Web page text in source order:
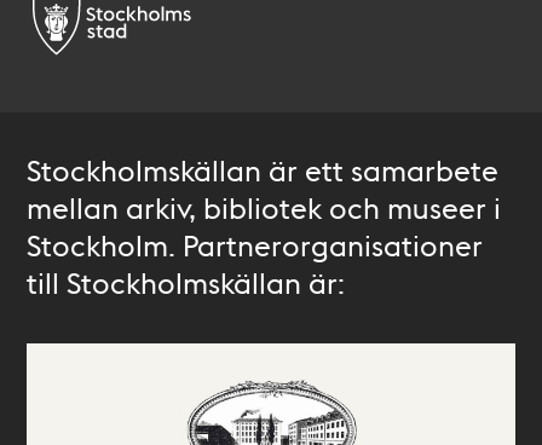
Stockholmskällan är ett samarbete
mellan arkiv, bibliotek och museer i
Stockholm. Partnerorganisationer
till Stockholmskällan är: